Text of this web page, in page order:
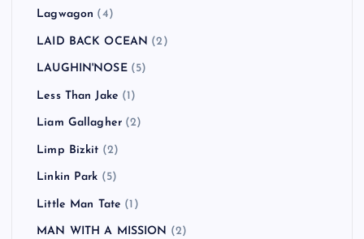
Lagwagon (4)
LAID BACK OCEAN (2)
LAUGHIN'NOSE(5)
Less Than Jake (1)
Liam Gallagher (2)
Limp Bizkit (2)
Linkin Park (5)
Little Man Tate (1)
MAN WITH A MISSION (2)